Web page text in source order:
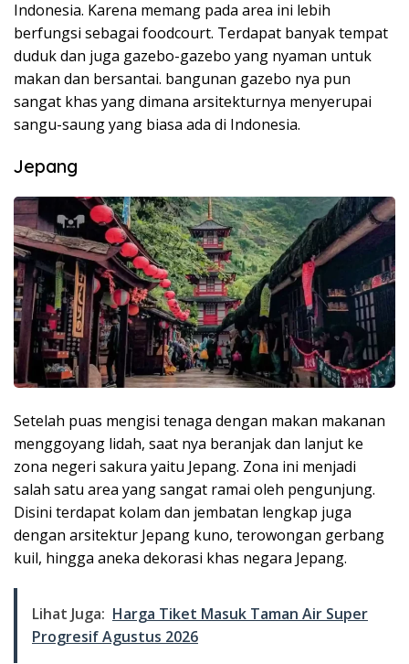
Indonesia. Karena memang pada area ini lebih
berfungsi sebagai foodcourt. Terdapat banyak tempat
duduk dan juga gazebo-gazebo yang nyaman untuk
makan dan bersantai. bangunan gazebo nya pun
sangat khas yang dimana arsitekturnya menyerupai
sangu-saung yang biasa ada di Indonesia.
Jepang
Setelah puas mengisi tenaga dengan makan makanan
menggoyang lidah, saat nya beranjak dan lanjut ke
zona negeri sakura yaitu Jepang. Zona ini menjadi
salah satu area yang sangat ramai oleh pengunjung.
Disini terdapat kolam dan jembatan lengkap juga
dengan arsitektur Jepang kuno, terowongan gerbang
kuil, hingga aneka dekorasi khas negara Jepang.
Lihat Juga: Harga Tiket Masuk Taman Air Super
Progresif Agustus 2026